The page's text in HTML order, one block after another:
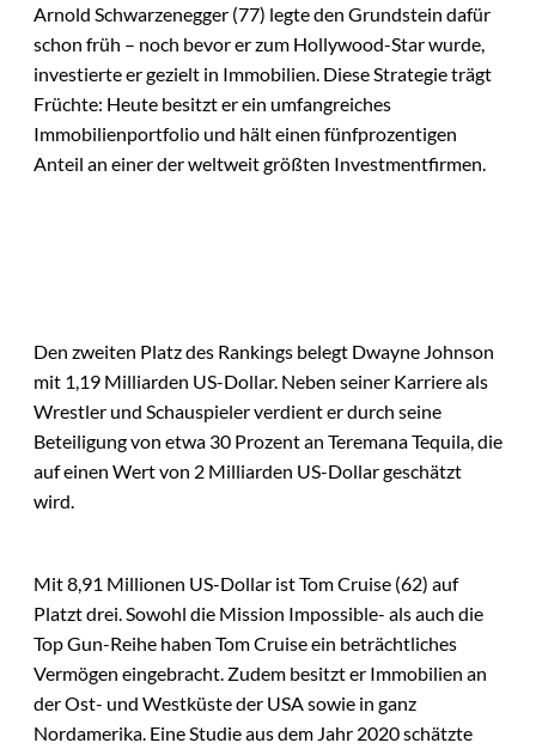
Arnold Schwarzenegger (77) legte den Grundstein dafür
schon früh – noch bevor er zum Hollywood-Star wurde,
investierte er gezielt in Immobilien. Diese Strategie trägt
Früchte: Heute besitzt er ein umfangreiches
Immobilienportfolio und hält einen fünfprozentigen
Anteil an einer der weltweit größten Investmentfirmen.
Den zweiten Platz des Rankings belegt Dwayne Johnson
mit 1,19 Milliarden US-Dollar. Neben seiner Karriere als
Wrestler und Schauspieler verdient er durch seine
Beteiligung von etwa 30 Prozent an Teremana Tequila, die
auf einen Wert von 2 Milliarden US-Dollar geschätzt
wird.
Mit 8,91 Millionen US-Dollar ist Tom Cruise (62) auf
Platzt drei. Sowohl die Mission Impossible- als auch die
Top Gun-Reihe haben Tom Cruise ein beträchtliches
Vermögen eingebracht. Zudem besitzt er Immobilien an
der Ost- und Westküste der USA sowie in ganz
Nordamerika. Eine Studie aus dem Jahr 2020 schätzte